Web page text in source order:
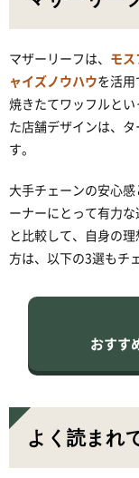
マザーリーフは、 モ
ャイズノウハウを活
焼きたてワッフルと
た店舗デザインは、
す。
大手チェーンの安心
ーナーにとって有力
と比較して、自身の
方は、以下の3選もチ
おすす
よく読まれ